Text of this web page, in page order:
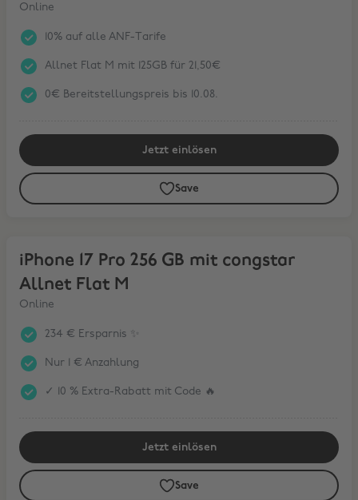
Online
10% auf alle ANF-Tarife
Allnet Flat M mit 125GB für 21,50€
0€ Bereitstellungspreis bis 10.08.
Jetzt einlösen
Save
iPhone 17 Pro 256 GB mit congstar
Allnet Flat M
Online
234 € Ersparnis ✨
Nur 1 € Anzahlung
✓ 10 % Extra-Rabatt mit Code 🔥
Jetzt einlösen
Save